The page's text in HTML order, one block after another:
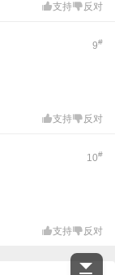
支持 反对
9#
支持 反对
10#
支持
反对